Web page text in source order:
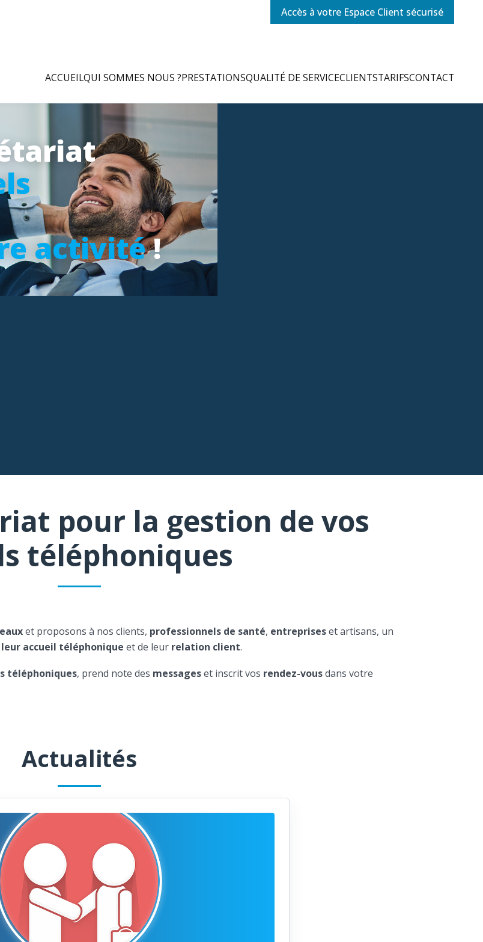
Accès à votre Espace Client sécurisé
ACCUEILQUI SOMMES NOUS ?PRESTATIONSQUALITÉ DE SERVICECLIENTSTARIFSCONTACT
activité!
pour la gestion de vos
téléphoniques
et proposons à nos clients, professionnels de santé, entrepriseset artisans, un
accueil téléphonique et de leur relation client.
téléphoniques, prend note des messageset inscrit vos rendez-vousdans votre
Actualités